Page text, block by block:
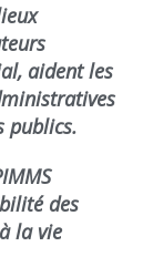
aident les
publics.
des
la vie